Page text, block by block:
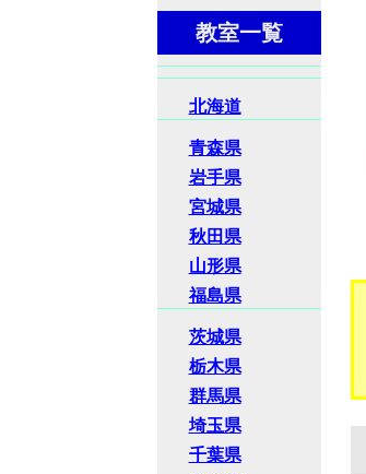
教室一覧
北海道
青森県
岩手県
宮城県
秋田県
山形県
福島県
茨城県
栃木県
群馬県
埼玉県
千葉県